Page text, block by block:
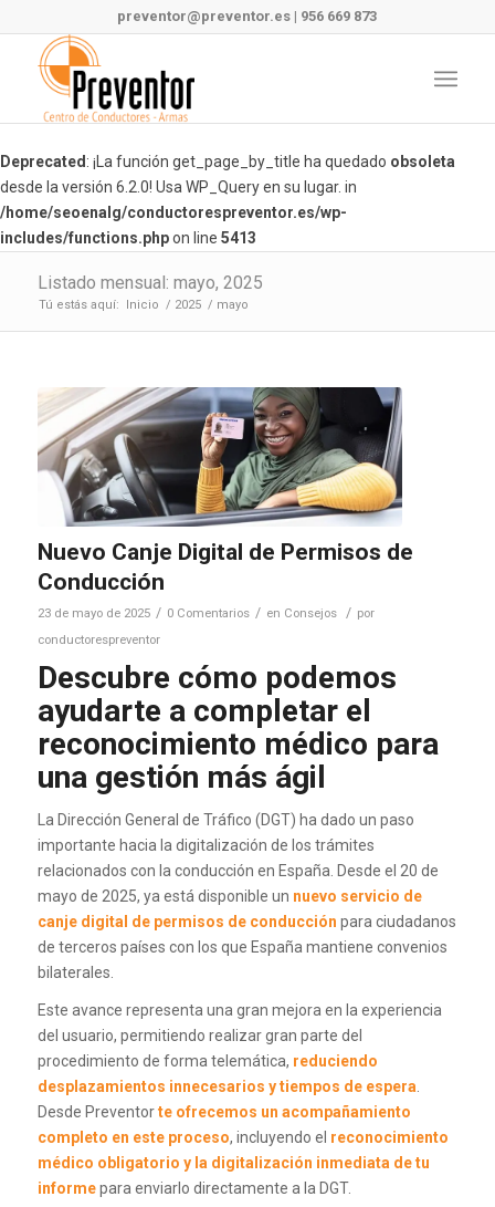
preventor@preventor.es | 956 669 873
Deprecated : ¡La función get_page_by_title ha quedado obsoleta
desde la versión 6.2.0! Usa WP_Query en su lugar. in
/home/seoenalg/conductorespreventor.es/wp-
includes/functions.phpon line 5413
Listado mensual: mayo, 2025
Tú estás aquí: Inicio / 2025 / mayo
Nuevo Canje Digital de Permisos de
Conducción
23 de mayo de 2025 / 0 Comentarios / en Consejos / por
conductorespreventor
Descubre cómo podemos
ayudarte a completar el
reconocimiento médico para
una gestión más ágil
La Dirección General de Tráfico (DGT) ha dado un paso
importante hacia la digitalización de los trámites
relacionados con la conducción en España. Desde el 20 de
mayo de 2025, ya está disponible un nuevo servicio de
canje digital de permisos de conducción para ciudadanos
de terceros países con los que España mantiene convenios
bilaterales.
Este avance representa una gran mejora en la experiencia
del usuario, permitiendo realizar gran parte del
procedimiento de forma telemática, reduciendo
desplazamientos innecesarios y tiempos de espera.
Desde Preventorte ofrecemos un acompañamiento
completo en este proceso, incluyendo el reconocimiento
médico obligatorio y la digitalización inmediata de tu
informepara enviarlo directamente a la DGT.